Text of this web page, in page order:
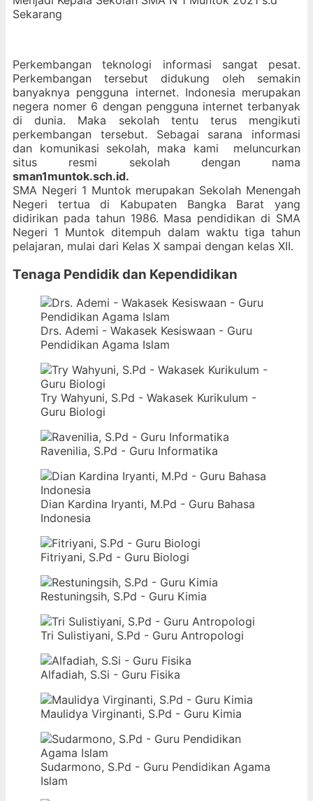
Sekarang
Perkembangan teknologi informasi sangat pesat.
Perkembangan tersebut didukung oleh semakin
banyaknya pengguna internet. Indonesia merupakan
negera nomer 6 dengan pengguna internet terbanyak
di dunia. Maka sekolah tentu terus mengikuti
perkembangan tersebut. Sebagai sarana informasi
dan komunikasi sekolah, maka kami meluncurkan
situs resmi sekolah dengan nama
sman1muntok.sch.id.
SMA Negeri 1 Muntok merupakan Sekolah Menengah
Negeri tertua di Kabupaten Bangka Barat yang
didirikan pada tahun 1986. Masa pendidikan di SMA
Negeri 1 Muntok ditempuh dalam waktu tiga tahun
pelajaran, mulai dari Kelas X sampai dengan kelas XII.
Tenaga Pendidik dan Kependidikan
Drs. Ademi - Wakasek Kesiswaan - Guru
Pendidikan Agama Islam
Try Wahyuni, S.Pd - Wakasek Kurikulum -
Guru Biologi
Ravenilia, S.Pd - Guru Informatika
Dian Kardina Iryanti, M.Pd - Guru Bahasa
Indonesia
Fitriyani, S.Pd - Guru Biologi
Restuningsih, S.Pd - Guru Kimia
Tri Sulistiyani, S.Pd - Guru Antropologi
Alfadiah, S.Si - Guru Fisika
Maulidya Virginanti, S.Pd - Guru Kimia
Sudarmono, S.Pd - Guru Pendidikan Agama
Islam